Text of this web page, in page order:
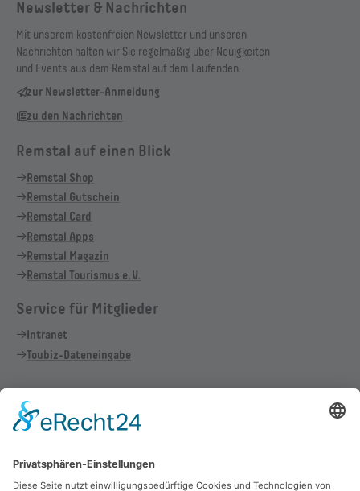
Newsletter & Nachrichten
Mit unserem kostenfreien Newsletter und unseren
Nachrichten halten wir Sie regelmäßig über Neuigkeiten
und Events aus dem Remstal auf dem Laufenden.
zur Newsletter-Anmeldung
zu den Nachrichten
Remstal auf einen Blick
Remstal Shop
Remstal Gutschein
Remstal Card
Remstal Apps
Remstal Magazin
Remstal Tourismus e.V.
Service für Mitglieder
Intranet
Toubiz-Dateneingabe
Vertrag widerrufen
Cookie-Einstellungen Allgemeine Geschäftsbedingungen